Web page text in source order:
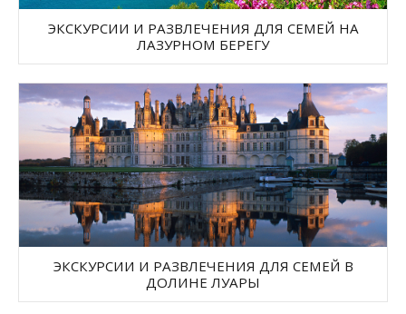
ЭКСКУРСИИ И РАЗВЛЕЧЕНИЯ ДЛЯ СЕМЕЙ НА
ЛАЗУРНОМ БЕРЕГУ
ЭКСКУРСИИ И РАЗВЛЕЧЕНИЯ ДЛЯ СЕМЕЙ В
ДОЛИНЕ ЛУАРЫ